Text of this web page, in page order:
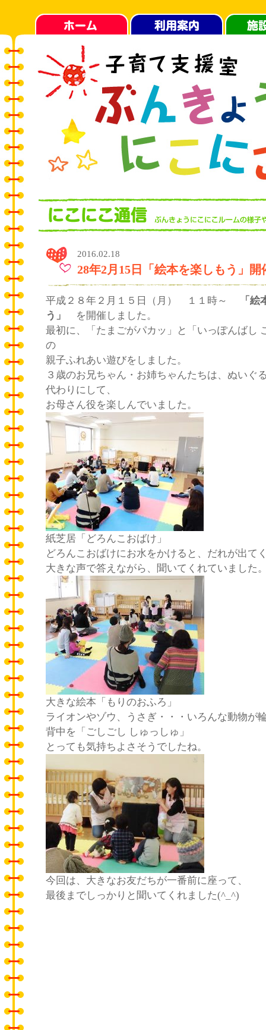
2016.02.18
28年2月15日「絵本を楽しもう」開
平成２８年２月１５日（月） １１時～
「
う」
を開催しました。
最初に、「たまごがパカッ」と「いっぽんばし
の
親子ふれあい遊びをしました。
３歳のお兄ちゃん・お姉ちゃんたちは、ぬいぐ
代わりにして、
お母さん役を楽しんでいました。
紙芝居「どろんこおばけ」
どろんこおばけにお水をかけると、だれが出て
大きな声で答えながら、聞いてくれていました
大きな絵本「もりのおふろ」
ライオンやゾウ、うさぎ・・・いろんな動物が
背中を「ごしごし しゅっしゅ」
とっても気持ちよさそうでしたね。
今回は、大きなお友だちが一番前に座って、
最後までしっかりと聞いてくれました(^_^)